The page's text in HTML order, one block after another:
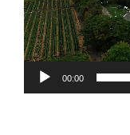
00:00